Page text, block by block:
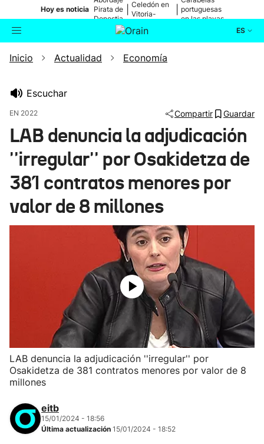
Hoy es noticia Pirata de
Donostia
Celedón en
Vitoria-
portuguesas
en las playas
ES
Buscador Actualidad
Ikusmiran
Eguraldia
Inicio Actualidad Economía
Escuchar
EN 2022 Compartir Guardar
LAB denuncia la adjudicación
''irregular'' por Osakidetza de
381 contratos menores por
valor de 8 millones
LAB denuncia la adjudicación ''irregular'' por
Osakidetza de 381 contratos menores por valor de 8
millones
eitb
15/01/2024 - 18:56
Última actualización 15/01/2024 - 18:52